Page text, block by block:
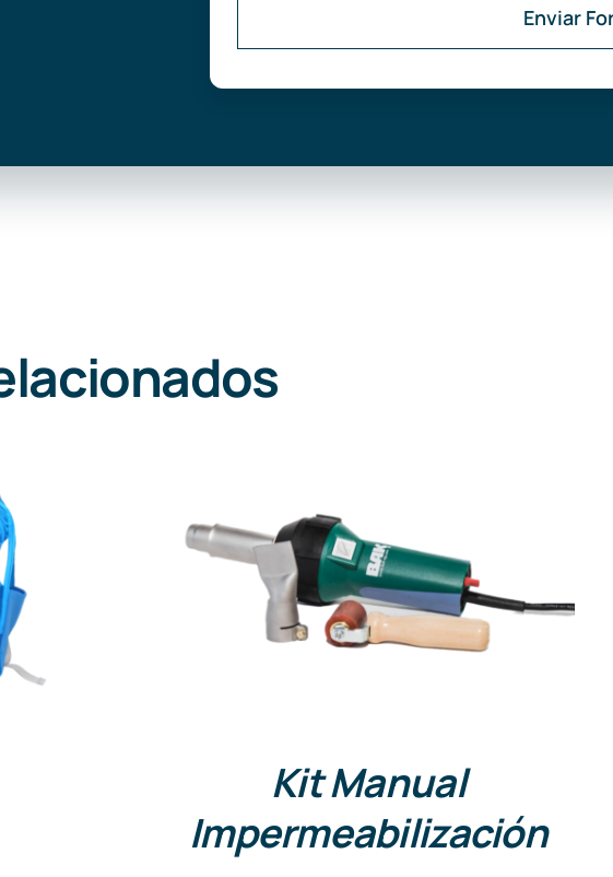
Enviar
DETALLES
Kit Manual
Impermeabilización